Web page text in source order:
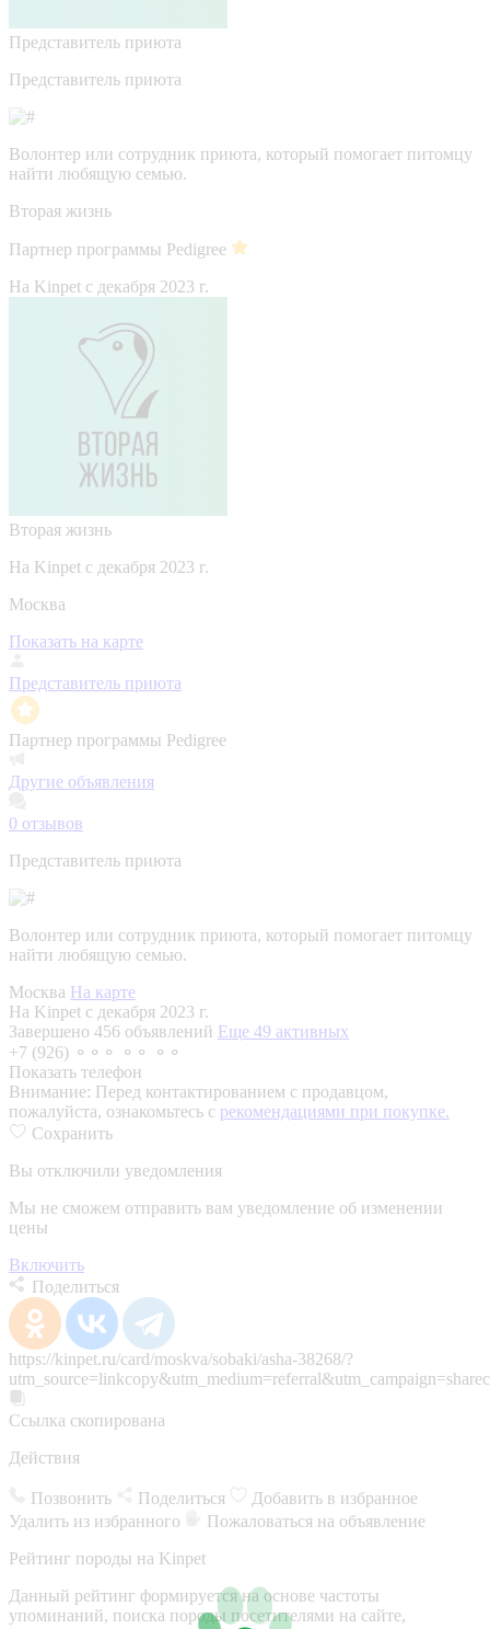
Представитель приюта
Представитель приюта
Волонтер или сотрудник приюта, который помогает питомцу
найти любящую семью.
Вторая жизнь
Партнер программы Pedigree
На Kinpet c декабря 2023 г.
Вторая жизнь
На Kinpet c декабря 2023 г.
Москва
Показать на карте
Представитель приюта
Партнер программы Pedigree
Другие объявления
0 отзывов
Представитель приюта
Волонтер или сотрудник приюта, который помогает питомцу
найти любящую семью.
Москва На карте
На Kinpet c декабря 2023 г.
Завершено 456 объявлений Еще 49 активных
+7 (926) ⚬⚬⚬ ⚬⚬ ⚬⚬
Показать телефон
Внимание: Перед контактированием с продавцом,
пожалуйста, ознакомьтесь с рекомендациями при покупке.
Сохранить
Вы отключили уведомления
Мы не сможем отправить вам уведомление об изменении
цены
Включить
Поделиться
https://kinpet.ru/card/moskva/sobaki/asha-38268/?
Ссылка скопирована
Действия
Позвонить Поделиться
Добавить в избранное
Удалить из избранного
Пожаловаться на объявление
Рейтинг породы на Kinpet
Данный рейтинг формируется на основе частоты
упоминаний, поиска породы посетителями на сайте,